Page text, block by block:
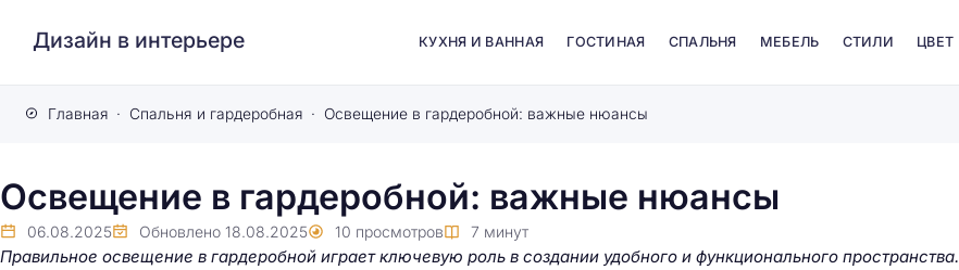
Дизайн в интерьере КУХНЯ И ВАННАЯ ГОСТИНАЯ СПАЛЬНЯ МЕБЕЛЬ СТИЛИ ЦВЕТ
Главная Спальня и гардеробная Освещение в гардеробной: важные нюансы
Освещение в гардеробной: важные нюансы
06.08.2025 Обновлено 18.08.2025 10 просмотров 7 минут
Правильное освещение в гардеробной играет ключевую роль в создании удобного и функционального пространства.